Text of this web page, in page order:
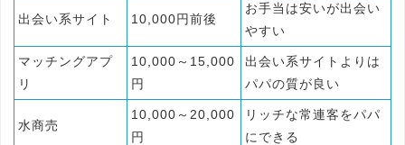
出会い系サイト 10,000円前後
お手当は安いが出会い
やすい
マッチングアプ
リ
10,000～15,000
円
出会い系サイトよりは
パパの質が良い
水商売
10,000～20,000
円
リッチな常連客をパパ
にできる